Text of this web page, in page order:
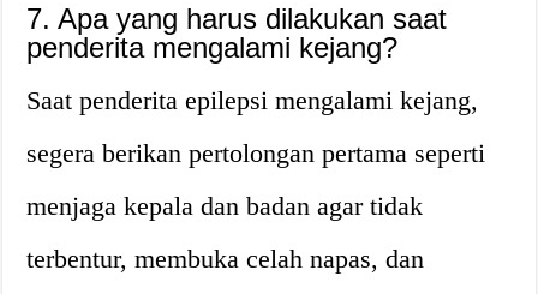
7. Apa yang harus dilakukan saat
penderita mengalami kejang?
Saat penderita epilepsi mengalami kejang,
segera berikan pertolongan pertama seperti
menjaga kepala dan badan agar tidak
terbentur, membuka celah napas, dan